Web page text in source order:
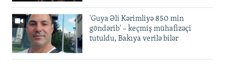
'Guya Əli Kərimliyə 850 min
göndərib' – keçmiş mühafizəçi
tutuldu, Bakıya verilə bilər